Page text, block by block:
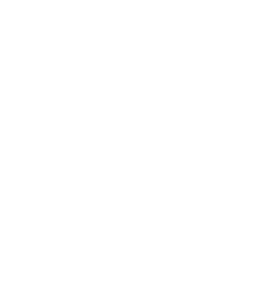
curieux de découvrir
et on a du mal à
largement le coup de